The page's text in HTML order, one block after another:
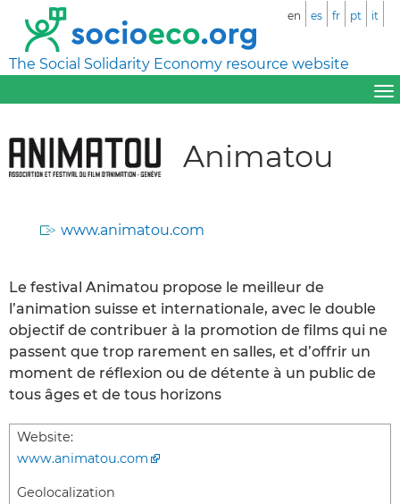
The Social Solidarity Economy resource website
en es fr pt it
Animatou
www.animatou.com
Le festival Animatou propose le meilleur de
l’animation suisse et internationale, avec le double
objectif de contribuer à la promotion de films qui ne
passent que trop rarement en salles, et d’offrir un
moment de réflexion ou de détente à un public de
tous âges et de tous horizons
Website:
www.animatou.com
Geolocalization